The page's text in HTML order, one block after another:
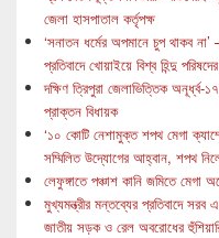
জেলা হাসপাতাল কর্তৃপক্ষ
‘সনাতন ধর্মের অপমানে চুপ থাকব
প্রতিবাদে খোয়াইয়ে বিশ্ব হিন্দু
দক্ষিণ ত্রিপুরা জেলাভিত্তিক
প্রাক্তন বিধায়ক
‘১০ কোটি নেশামুক্ত শপথ মেগা
সম্মিলিত উদ্যোগের আহ্বান, শপথ
লেফুঙ্গাতে পঞ্চাশ কানি জমিতে
মুখ্যমন্ত্রীর মন্তব্যের প্রতিবাদে সরব
জাতীয় সড়ক ও রেল অবরোধের